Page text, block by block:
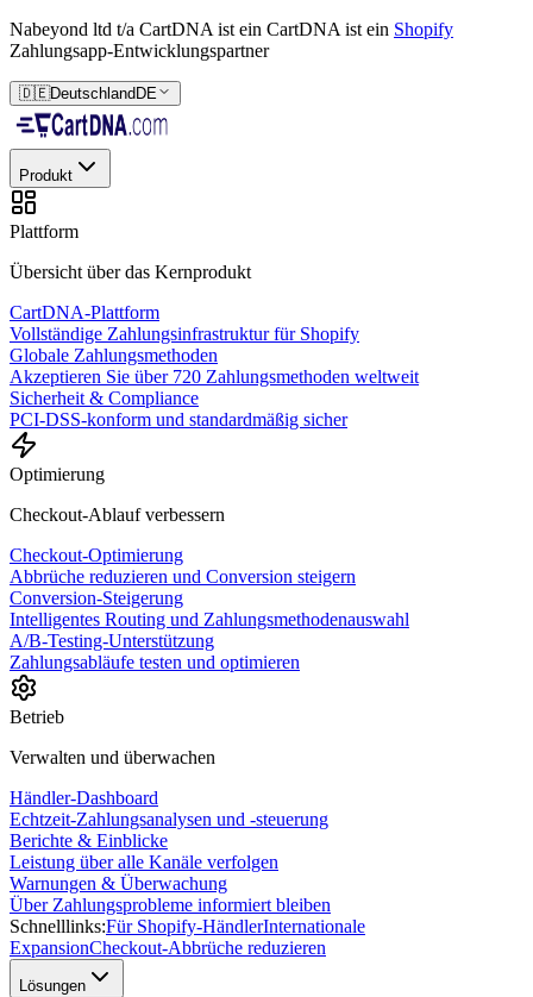
Nabeyond ltd t/a CartDNA ist ein CartDNA ist ein Shopify
Zahlungsapp-Entwicklungspartner
🇩🇪Deutschland DE
Produkt
Plattform
Übersicht über das Kernprodukt
CartDNA-Plattform
Vollständige Zahlungsinfrastruktur für Shopify
Globale Zahlungsmethoden
Akzeptieren Sie über 720 Zahlungsmethoden weltweit
Sicherheit & Compliance
PCI-DSS-konform und standardmäßig sicher
Optimierung
Checkout-Ablauf verbessern
Checkout-Optimierung
Abbrüche reduzieren und Conversion steigern
Conversion-Steigerung
Intelligentes Routing und Zahlungsmethodenauswahl
A/B-Testing-Unterstützung
Zahlungsabläufe testen und optimieren
Betrieb
Verwalten und überwachen
Händler-Dashboard
Echtzeit-Zahlungsanalysen und -steuerung
Berichte & Einblicke
Leistung über alle Kanäle verfolgen
Warnungen & Überwachung
Über Zahlungsprobleme informiert bleiben
Schnelllinks:Für Shopify-HändlerInternationale
ExpansionCheckout-Abbrüche reduzieren
Lösungen